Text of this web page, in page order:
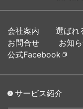
会社案内 選ばれ
お問合せ
お知
公式Facebook
サービス紹介